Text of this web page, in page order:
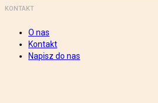
KONTAKT
O nas
Kontakt
Napisz do nas